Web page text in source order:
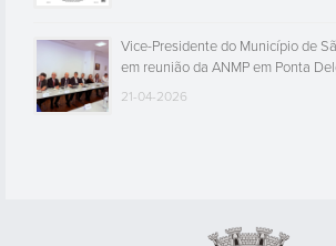
Vice-Presidente do Município de
em reunião da ANMP em Ponta
21-04-2026